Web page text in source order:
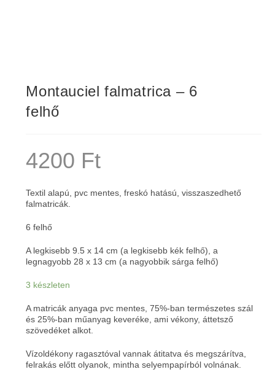
Montauciel falmatrica – 6
felhő
4200 Ft
Textil alapú, pvc mentes, freskó hatású, visszaszedhető
falmatricák.
6 felhő
A legkisebb 9.5 x 14 cm (a legkisebb kék felhő), a
legnagyobb 28 x 13 cm (a nagyobbik sárga felhő)
3 készleten
A matricák anyaga pvc mentes, 75%-ban természetes szál
és 25%-ban műanyag keveréke, ami vékony, áttetsző
szövedéket alkot.
Vízoldékony ragasztóval vannak átitatva és megszárítva,
felrakás előtt olyanok, mintha selyempapírból volnának.